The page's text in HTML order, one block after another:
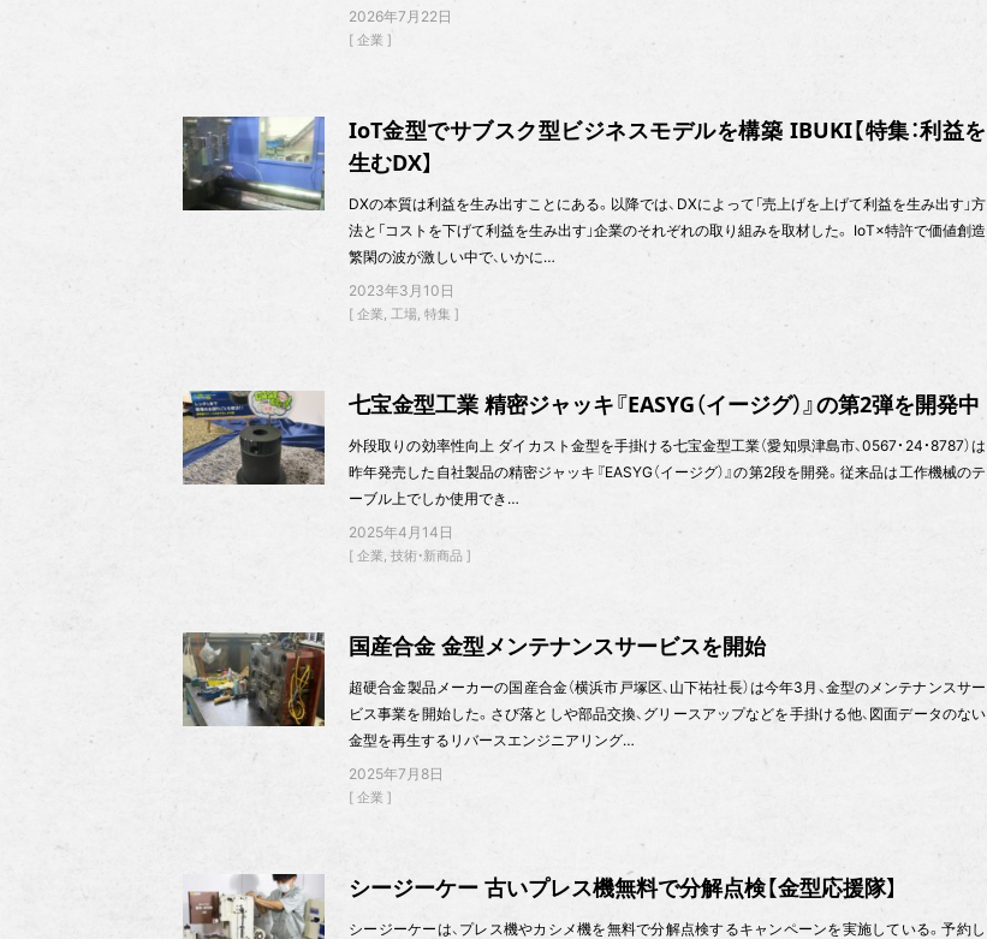
2026年7月22日
企業
IoT金型でサブスク型ビジネスモデルを構築 IBUKI【特集：利益を
生むDX】
DXの本質は利益を生み出すことにある。以降では、DXによって「売上げを上げて利益を生み出す」方
法と「コストを下げて利益を生み出す」企業のそれぞれの取り組みを取材した。 IoT×特許で価値創造
繁閑の波が激しい中で、いかに…
2023年3月10日
企業 工場 特集
七宝金型工業 精密ジャッキ『EASYG（イージグ）』の第2弾を開発中
外段取りの効率性向上 ダイカスト金型を手掛ける七宝金型工業（愛知県津島市、0567・24・8787）は
昨年発売した自社製品の精密ジャッキ『EASYG（イージグ）』の第2段を開発。従来品は工作機械のテ
ーブル上でしか使用でき…
2025年4月14日
企業 技術・新商品
国産合金 金型メンテナンスサービスを開始
超硬合金製品メーカーの国産合金（横浜市戸塚区、山下祐社長）は今年3月、金型のメンテナンスサー
ビス事業を開始した。さび落としや部品交換、グリースアップなどを手掛ける他、図面データのない
金型を再生するリバースエンジニアリング…
2025年7月8日
企業
シージーケー 古いプレス機無料で分解点検【金型応援隊】
シージーケーは、プレス機やカシメ機を無料で分解点検するキャンペーンを実施している。予約し